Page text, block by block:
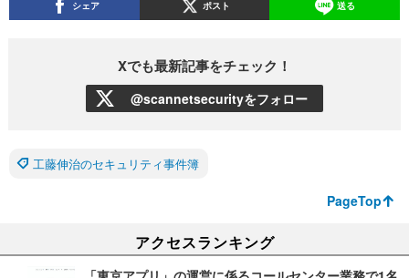
シェア ポスト 送る
Xでも最新記事をチェック！
@scannetsecurityをフォロー
工藤伸治のセキュリティ事件簿
PageTop
アクセスランキング
「東京アプリ」の運営に係るコールセンター業務で1名